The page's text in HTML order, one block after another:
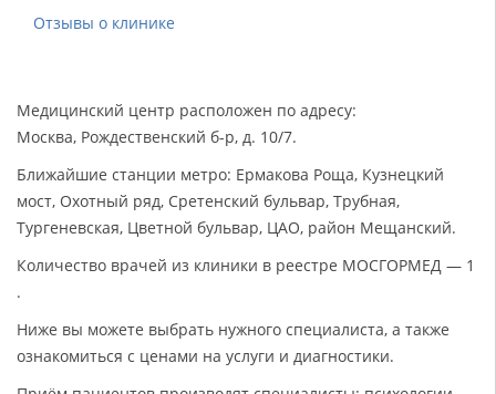
Отзывы о клинике
Медицинский центр расположен по адресу:
Москва, Рождественский б-р, д. 10/7.
Ближайшие станции метро: Ермакова Роща, Кузнецкий
мост, Охотный ряд, Сретенский бульвар, Трубная,
Тургеневская, Цветной бульвар, ЦАО, район Мещанский.
Количество врачей из клиники в реестре МОСГОРМЕД — 1
.
Ниже вы можете выбрать нужного специалиста, а также
ознакомиться с ценами на услуги и диагностики.